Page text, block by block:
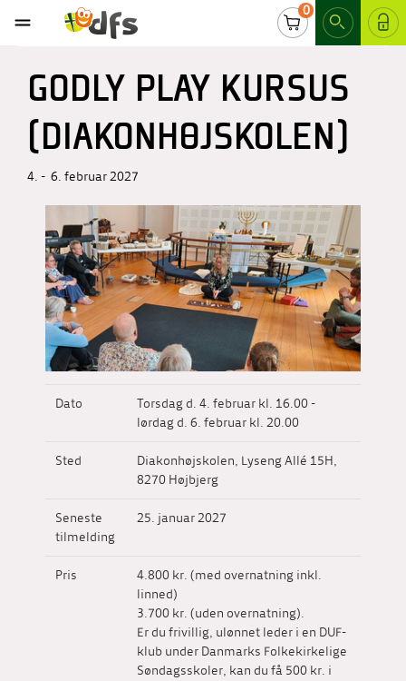
0
LOG IND
GODLY PLAY KURSUS
(DIAKONHØJSKOLEN)
4. - 6. februar 2027
Dato
Torsdag d. 4. februar kl. 16.00 -
lørdag d. 6. februar kl. 20.00
Sted
Diakonhøjskolen, Lyseng Allé 15H,
8270 Højbjerg
Seneste
tilmelding
25. januar 2027
Pris
4.800 kr. (med overnatning inkl.
linned)
3.700 kr. (uden overnatning).
Er du frivillig, ulønnet leder i en DUF-
klub under Danmarks Folkekirkelige
Søndagsskoler, kan du få 500 kr. i